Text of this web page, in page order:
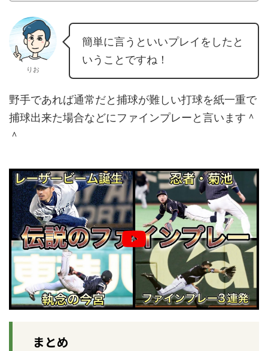
りお
簡単に言うといいプレイをしたと
いうことですね！
野手であれば通常だと捕球が難しい打球を紙一重で
捕球出来た場合などにファインプレーと言います＾
＾
まとめ